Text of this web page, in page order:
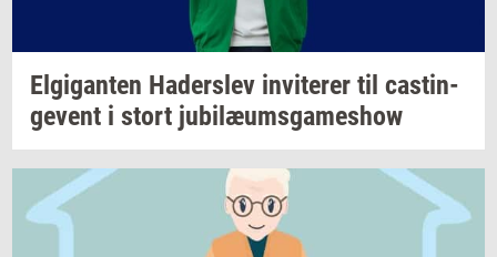
El­gi­gan­ten Ha­der­s­lev in­vi­te­rer til ca­stin­
ge­vent i stort ju­bilæums­ga­mes­how